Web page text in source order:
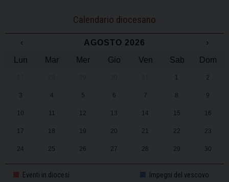
Calendario diocesano
‹ AGOSTO 2026
›
Lun
Mar Mer Gio Ven Sab Dom
1 2
3 4 5 6 7 8 9
10 11 12 13 14 15 16
17 18 19 20 21 22 23
24 25 26 27 28 29 30
31 1 2 3 4 5 6
Eventi in diocesi Impegni del vescovo